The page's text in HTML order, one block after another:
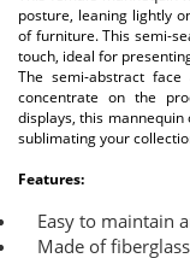
posture, leaning lightly
of furniture. This semi-
touch, ideal for
The semi-abstract
concentrate on the
displays, this
sublimating your
Features:
Easy to maintain
Made of fiberglass